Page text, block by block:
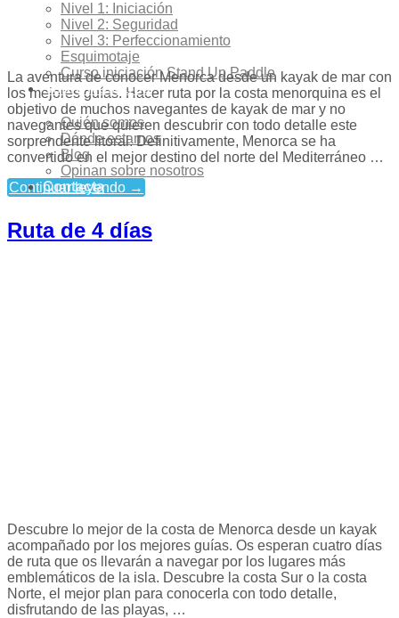
Nivel 1: Iniciación
Nivel 2: Seguridad
Nivel 3: Perfeccionamiento
Esquimotaje
Curso iniciación Stand Up Paddle
Sobre Nosotros
Quién somos
Dónde estamos
Blog
Opinan sobre nosotros
Contacta
La aventura de conocer Menorca desde un kayak de mar con
los mejores guías. Hacer ruta por la costa menorquina es el
objetivo de muchos navegantes de kayak de mar y no
navegantes que quieren descubrir con todo detalle este
sorprendente litoral. Definitivamente, Menorca se ha
convertido en el mejor destino del norte del Mediterráneo …
Continuar leyendo →
Ruta de 4 días
Descubre lo mejor de la costa de Menorca desde un kayak
acompañado por los mejores guías. Os esperan cuatro días
de ruta que os llevarán a navegar por los lugares más
emblemáticos de la isla. Descubre la costa Sur o la costa
Norte, el mejor plan para conocerla con todo detalle,
disfrutando de las playas, …